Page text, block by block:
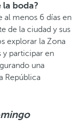
la boda?
al menos 6 días en
de la ciudad y sus
explorar la Zona
y participar en
una
República